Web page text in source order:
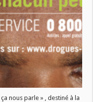
nous
parle
nous parle » , destiné à la